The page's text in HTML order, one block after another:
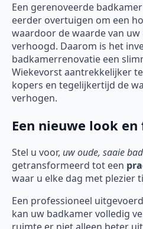
Een gerenoveerde
eerder overtuigen om een
waardoor de waarde van
verhoogd. Daarom is het
badkamerrenovatie een
Wiekevorst aantrekkelijker
kopers en tegelijkertijd de
verhogen.
Een nieuwe look
Stel u voor, uw oude, saaie
getransformeerd tot een
waar u elke dag met plezier
Een professioneel
kan uw badkamer volledig